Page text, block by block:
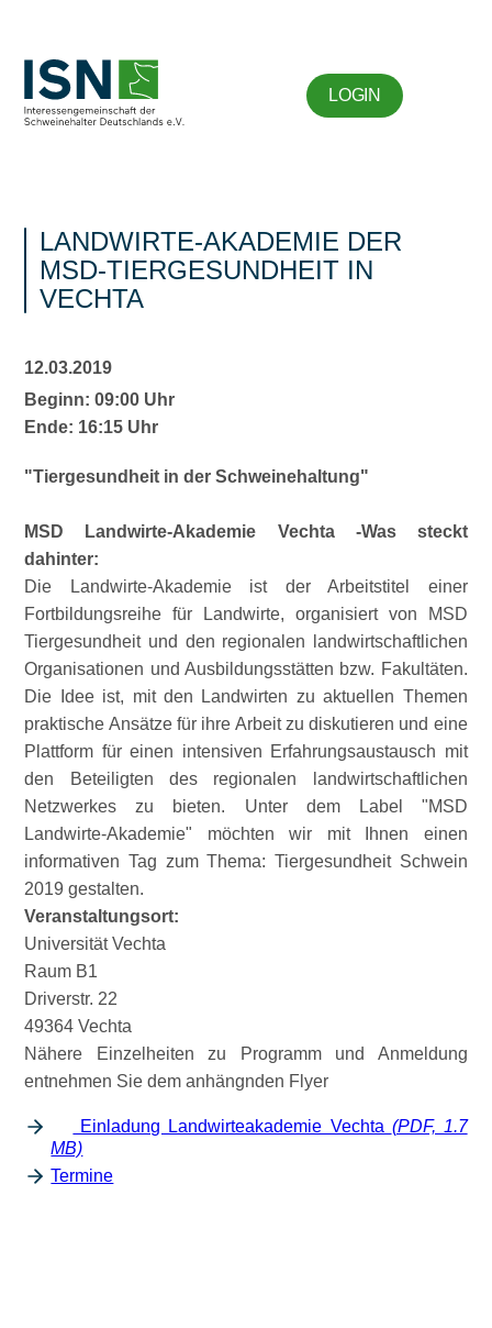
LOGIN
LANDWIRTE-AKADEMIE DER
MSD-TIERGESUNDHEIT IN
VECHTA
12.03.2019
Beginn: 09:00 Uhr
Ende: 16:15 Uhr
Tiergesundheit in der Schweinehaltung
MSD Landwirte-Akademie Vechta -Was steckt
dahinter:
Die Landwirte-Akademie ist der Arbeitstitel einer
Fortbildungsreihe für Landwirte, organisiert von MSD
Tiergesundheit und den regionalen landwirtschaftlichen
Organisationen und Ausbildungsstätten bzw. Fakultäten.
Die Idee ist, mit den Landwirten zu aktuellen Themen
praktische Ansätze für ihre Arbeit zu diskutieren und eine
Plattform für einen intensiven Erfahrungsaustausch mit
den Beteiligten des regionalen landwirtschaftlichen
Netzwerkes zu bieten. Unter dem Label
MSD
Landwirte-Akademie
möchten wir mit Ihnen einen
informativen Tag zum Thema: Tiergesundheit Schwein
2019 gestalten.
Veranstaltungsort:
Universität Vechta
Raum B1
Driverstr. 22
49364 Vechta
Nähere Einzelheiten zu Programm und Anmeldung
entnehmen Sie dem anhängnden Flyer
Einladung Landwirteakademie Vechta (PDF, 1.7
MB)
Termine